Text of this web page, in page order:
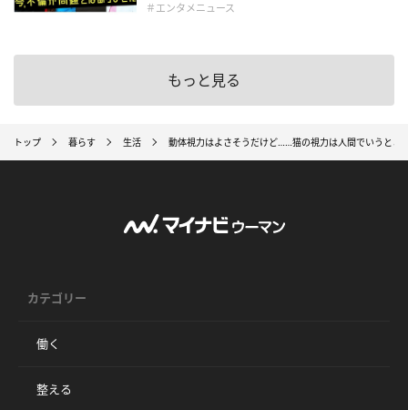
＃エンタメニュース
もっと見る
トップ 暮らす 生活 動体視力はよさそうだけど……猫の視力は人間でいうとど
カテゴリー
働く
整える